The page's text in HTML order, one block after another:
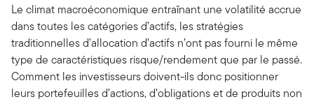
Le climat macroéconomique entraînant une volatilité accrue
dans toutes les catégories d’actifs, les stratégies
traditionnelles d’allocation d’actifs n’ont pas fourni le même
type de caractéristiques risque/rendement que par le passé.
Comment les investisseurs doivent-ils donc positionner
leurs portefeuilles d’actions, d’obligations et de produits non